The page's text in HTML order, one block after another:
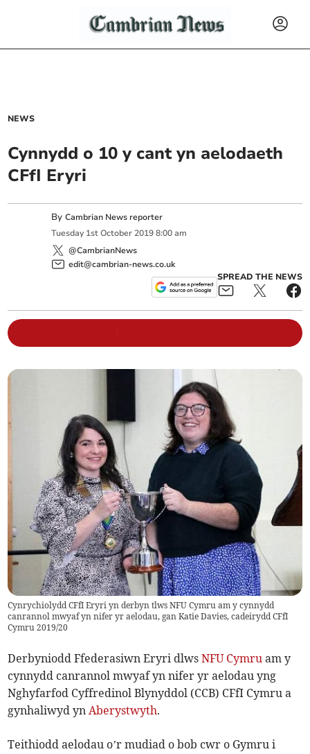
NEWS
Cynnydd o 10 y cant yn aelodaeth
CFfI Eryri
ByCambrian News reporter
Tuesday 1st October 2019 8:00 am
@CambrianNews
edit@cambrian-news.co.uk
SPREAD THE NEWS
Cynrychiolydd CFfI Eryri yn derbyn tlws NFU Cymru am y cynnydd
canrannol mwyaf yn nifer yr aelodau, gan Katie Davies, cadeirydd CFfI
Cymru 2019/20
Derbyniodd Ffederasiwn Eryri dlwsNFU Cymru am y
cynnydd canrannol mwyaf yn nifer yr aelodau yng
Nghyfarfod Cyffredinol Blynyddol (CCB) CFfI Cymru a
gynhaliwyd ynAberystwyth.
Teithiodd aelodau o’r mudiad o bob cwr o Gymru i